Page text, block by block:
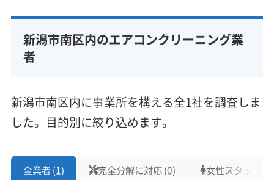
新潟市南区内のエアコンクリーニング業
者
新潟市南区内に事業所を構える全1社を調査しま
した。目的別に絞り込めます。
全業者 (1) 完全分解に対応 (0) 女性スタッフ在